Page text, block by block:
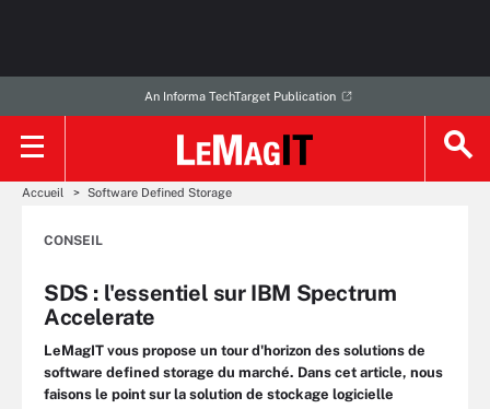
An Informa TechTarget Publication
Accueil Software Defined Storage
CONSEIL
SDS : l'essentiel sur IBM Spectrum
Accelerate
LeMagIT vous propose un tour d'horizon des solutions de
software defined storage du marché. Dans cet article, nous
faisons le point sur la solution de stockage logicielle